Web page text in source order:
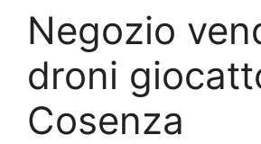
Negozio
droni
Cosenza